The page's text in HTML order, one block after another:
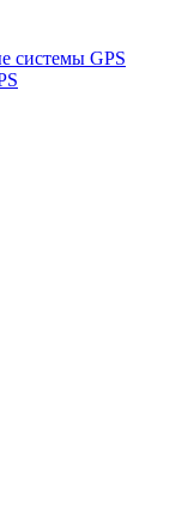
системы GPS